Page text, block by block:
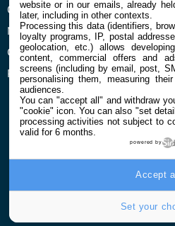
Qui sommes nous
Mentions légales et CGU
Confidentialité et Cookies
Préférences cookies
La
website or in our emails, already
later, including in other contexts.
Processing this data (identifiers,
loyalty programs, IP, postal
geolocation, etc.) allows
content, commercial offers and
screens (including by email, post,
personalising them, measuring
audiences.
You can "accept all" and withdraw
"cookie" icon. You can also "set
processing activities not subject to
valid for 6 months.
powered by
Set your
Accept